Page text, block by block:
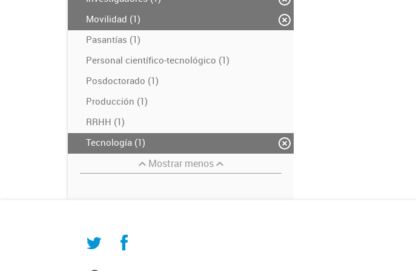
Movilidad (1)
Pasantías (1)
Personal científico-tecnológico (1)
Posdoctorado (1)
Producción (1)
RRHH (1)
Tecnología (1)
Mostrar menos